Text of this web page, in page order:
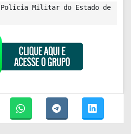
Polícia Militar do Estado de